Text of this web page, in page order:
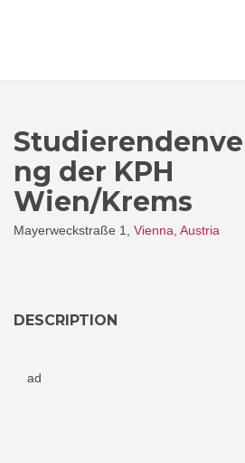
ng der KPH
Wien/Krems
Mayerweckstraße 1, Vienna Austria
DESCRIPTION
ad